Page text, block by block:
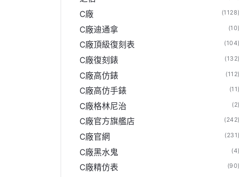
C廠
C廠迪通拿
C廠頂級復刻表
C廠復刻錶
C廠高仿錶
C廠高仿手錶
C廠格林尼治
C廠官方旗艦店
C廠官網
C廠黑水鬼
C廠精仿表